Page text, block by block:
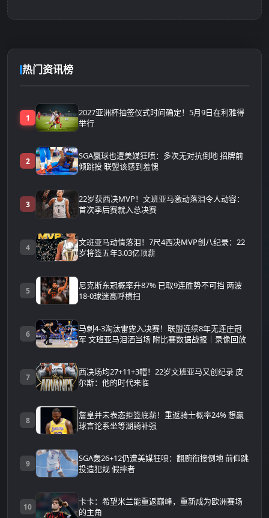
热门资讯榜
1
2027亚洲杯抽签仪式时间确定！5月9日在利雅得
举行
2
SGA赢球也遭美媒狂喷：多次无对抗倒地 招牌前
倾跳投 联盟该感到羞愧
3
22岁获西决MVP！文班亚马激动落泪令人动容：
首次季后赛就入总决赛
4
文班亚马动情落泪！7尺4西决MVP创八纪录：22
岁将签五年3.03亿顶薪
5
尼克斯东冠概率升87% 已取9连胜势不可挡 两波
18-0球迷高呼横扫
6
马刺4-3淘汰雷霆入决赛！联盟连续8年无连庄冠
军 文班亚马泪洒当场 附比赛数据战报｜录像回放
7
西决场均27+11+3帽！22岁文班亚马又创纪录 皮
尔斯：他的时代来临
8
詹皇并未表态拒签底薪！重返骑士概率24% 想赢
球言论系坐等湖骑补强
9
SGA轰26+12仍遭美媒狂喷：翻腕衔接倒地 前仰跳
投造犯规 假摔者
10
卡卡：希望米兰能重返巅峰，重新成为欧洲赛场
的主角